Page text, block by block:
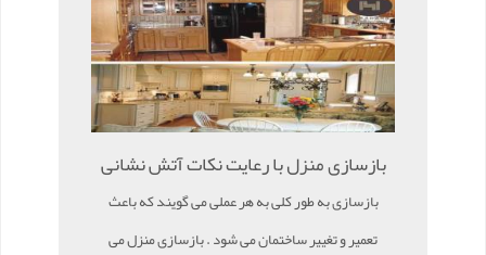
بازسازی منزل با رعایت نکات آتش نشانی
بازسازی به طور کلی به هر عملی می گویند که باعث
تعمیر و تغییر ساختمان می شود . بازسازی منزل می